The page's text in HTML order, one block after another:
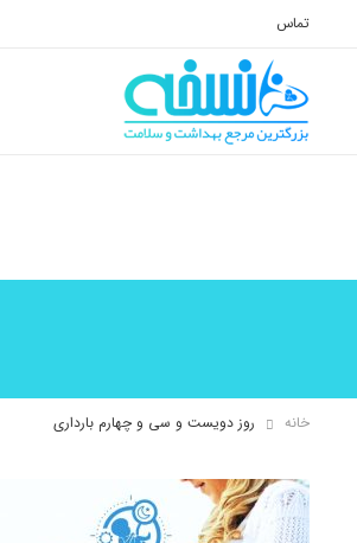
تماس
خانه روز دویست و سی و چهارم بارداری